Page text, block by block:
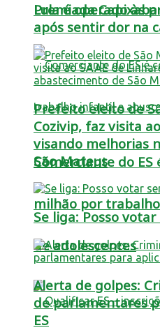
Premiada Capixaba
Comerciante do ES
milhão por
de adolescentes
Lula é operado às
após sentir dor na
Prefeito eleito de
Cozivip, faz visita
visando melhorias
São Mateus
Se liga: Posso
Alerta de golpes:
de parlamentares
ES